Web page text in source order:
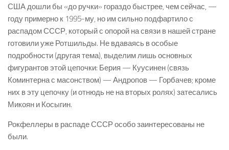
США дошли бы «до ручки» гораздо быстрее, чем сейчас, —
году примерно к 1995-му, но им сильно подфартило с
распадом СССР, который с опорой на связи в нашей стране
готовили уже Ротшильды. Не вдаваясь в особые
подробности (другая тема), выделим лишь основных
фигурантов этой цепочки: Берия — Куусинен (связь
Коминтерна с масонством) — Андропов — Горбачев; кроме
них в эту цепочку (и отнюдь не на вторых ролях) затесались
Микоян и Косыгин.
Рокфеллеры в распаде СССР особо заинтересованы не
были.